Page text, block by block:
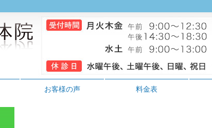
お客様の声 料金表